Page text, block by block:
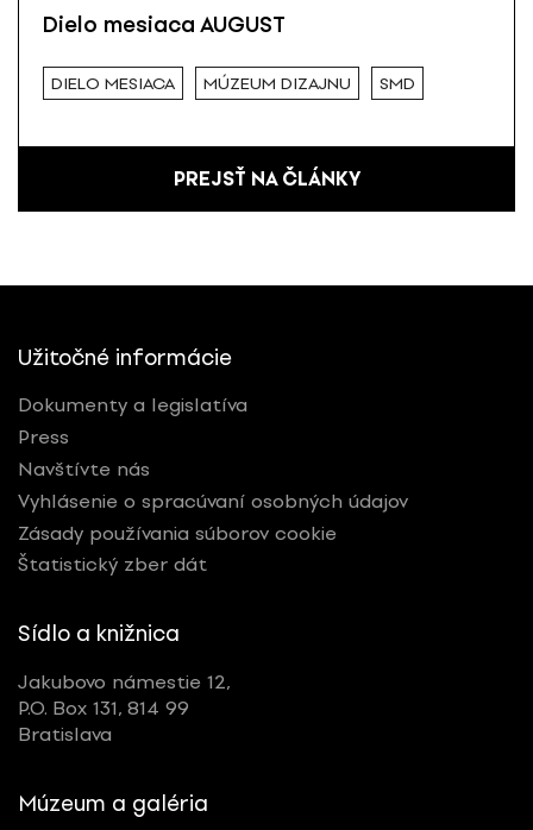
Dielo mesiaca AUGUST
DIELO MESIACA MÚZEUM DIZAJNU SMD
PREJSŤ NA ČLÁNKY
Užitočné informácie
Dokumenty a legislatíva
Press
Navštívte nás
Vyhlásenie o spracúvaní osobných údajov
Zásady používania súborov cookie
Štatistický zber dát
Sídlo a knižnica
Jakubovo námestie 12,
P.O. Box 131, 814 99
Bratislava
Múzeum a galéria